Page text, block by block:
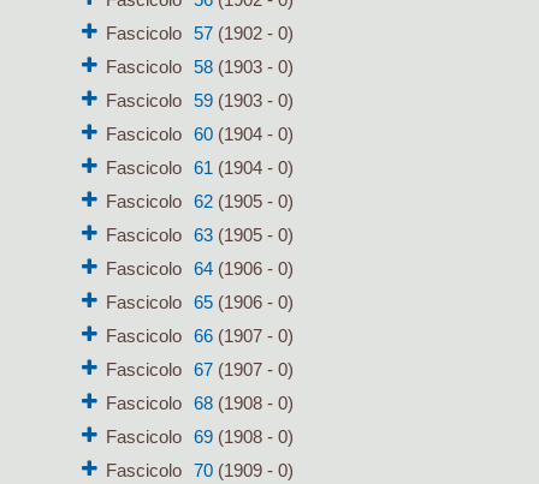
Fascicolo
57(1902 - 0)
Fascicolo
58(1903 - 0)
Fascicolo
59(1903 - 0)
Fascicolo
60(1904 - 0)
Fascicolo
61 (1904 - 0)
Fascicolo
62(1905 - 0)
Fascicolo
63(1905 - 0)
Fascicolo
64(1906 - 0)
Fascicolo
65(1906 - 0)
Fascicolo
66(1907 - 0)
Fascicolo
67(1907 - 0)
Fascicolo
68(1908 - 0)
Fascicolo
69(1908 - 0)
Fascicolo
70(1909 - 0)